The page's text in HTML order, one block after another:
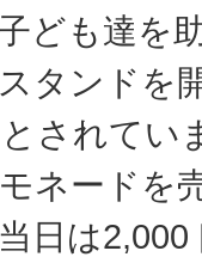
ども達を
タンドを
されてい
ネードを
日は